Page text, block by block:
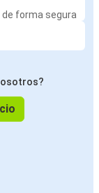
forma segura